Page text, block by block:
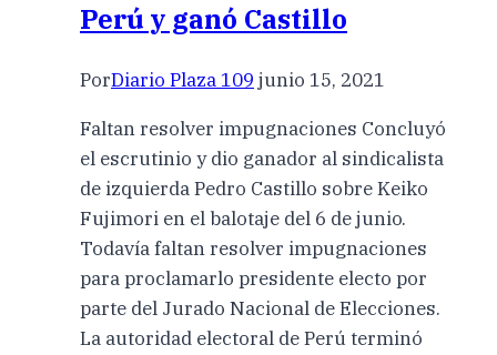
Perú y ganó Castillo
PorDiario Plaza 109 junio 15, 2021
Faltan resolver impugnaciones Concluyó
el escrutinio y dio ganador al sindicalista
de izquierda Pedro Castillo sobre Keiko
Fujimori en el balotaje del 6 de junio.
Todavía faltan resolver impugnaciones
para proclamarlo presidente electo por
parte del Jurado Nacional de Elecciones.
La autoridad electoral de Perú terminó